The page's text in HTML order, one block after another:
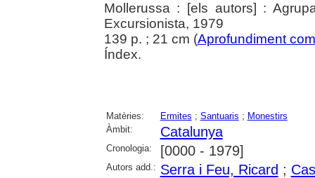
Mollerussa : [els autors] :
Excursionista, 1979
139 p. ; 21 cm (Aprofundiment
Índex.
Matèries: Ermites ; Santuaris ; Monestirs
Àmbit:
Catalunya
Cronologia: [0000 - 1979]
Autors add.: Serra i Feu, Ricard ;